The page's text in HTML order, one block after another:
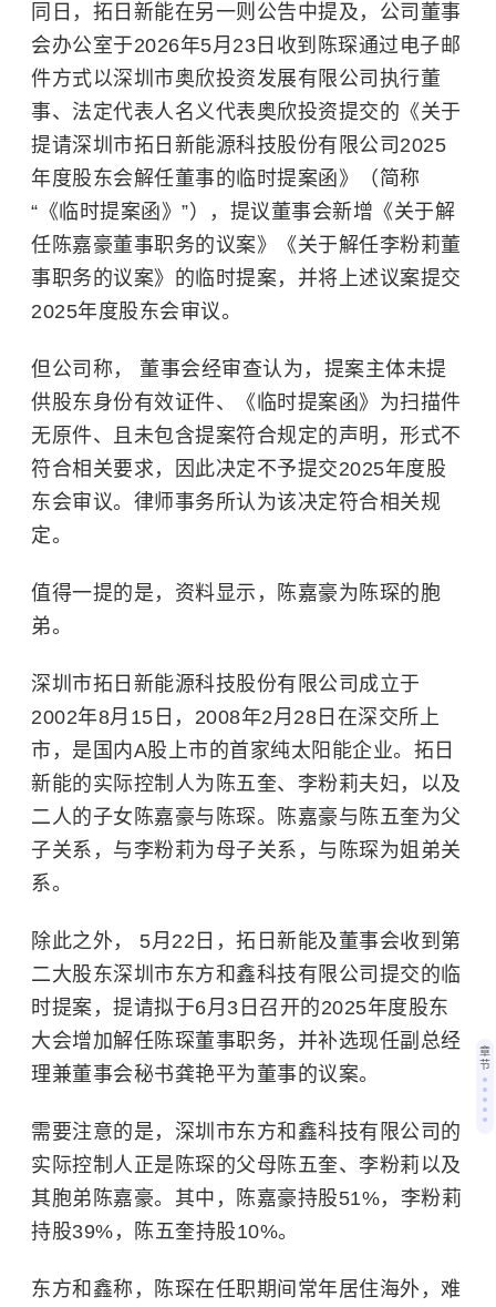
同日，拓日新能在另一则公告中提及，公司董事
会办公室于2026年5月23日收到陈琛通过电子邮
件方式以深圳市奥欣投资发展有限公司执行董
事、法定代表人名义代表奥欣投资提交的《关于
提请深圳市拓日新能源科技股份有限公司2025
年度股东会解任董事的临时提案函》（简称
“《临时提案函》”），提议董事会新增《关于解
任陈嘉豪董事职务的议案》《关于解任李粉莉董
事职务的议案》的临时提案，并将上述议案提交
2025年度股东会审议。
但公司称， 董事会经审查认为，提案主体未提
供股东身份有效证件、《临时提案函》为扫描件
无原件、且未包含提案符合规定的声明，形式不
符合相关要求，因此决定不予提交2025年度股
东会审议。律师事务所认为该决定符合相关规
定。
值得一提的是，资料显示，陈嘉豪为陈琛的胞
弟。
深圳市拓日新能源科技股份有限公司成立于
2002年8月15日，2008年2月28日在深交所上
市，是国内A股上市的首家纯太阳能企业。拓日
新能的实际控制人为陈五奎、李粉莉夫妇，以及
二人的子女陈嘉豪与陈琛。陈嘉豪与陈五奎为父
子关系，与李粉莉为母子关系，与陈琛为姐弟关
系。
除此之外， 5月22日，拓日新能及董事会收到第
二大股东深圳市东方和鑫科技有限公司提交的临
时提案，提请拟于6月3日召开的2025年度股东
大会增加解任陈琛董事职务，并补选现任副总经
理兼董事会秘书龚艳平为董事的议案。
需要注意的是，深圳市东方和鑫科技有限公司的
实际控制人正是陈琛的父母陈五奎、李粉莉以及
其胞弟陈嘉豪。其中，陈嘉豪持股51%，李粉莉
持股39%，陈五奎持股10%。
东方和鑫称，陈琛在任职期间常年居住海外，难
章
节